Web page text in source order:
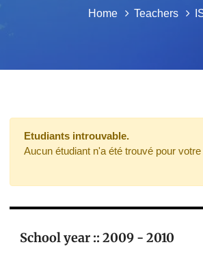
Home Teachers
Etudiants introuvable.
Aucun étudiant n'a été trouvé pour
School year :: 2009 - 2010